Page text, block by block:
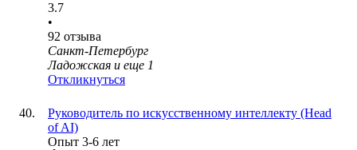
3.7
•
92 отзыва
Санкт-Петербург
Ладожская и еще 1
Откликнуться
Руководитель по искусственному интеллекту (Head
of AI)
Опыт 3-6 лет